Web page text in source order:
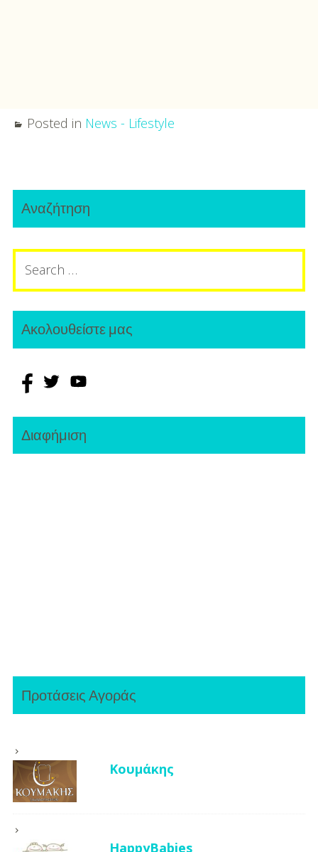
Posted in News - Lifestyle
navigation
Primary
Sidebar
Αναζήτηση
Search
for:
Ακολουθείστε μας
Διαφήμιση
Προτάσεις Αγοράς
Κουμάκης
HappyBabies